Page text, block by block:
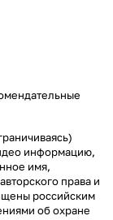
информацию,
имя,
права и
российским
об охране